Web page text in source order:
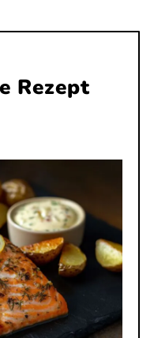
Rezept